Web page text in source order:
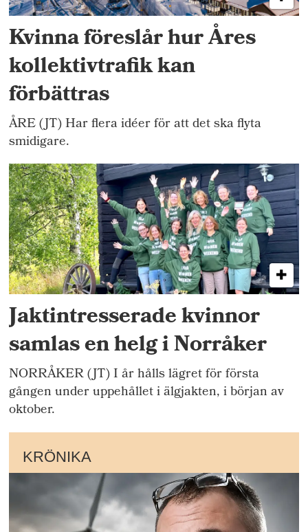
Kvinna föreslår hur Åres
kollektivtrafik kan
förbättras
ÅRE (JT) Har flera idéer för att det ska flyta
smidigare.
Jaktintresserade kvinnor
samlas en helg i Norråker
NORRÅKER (JT) I år hålls lägret för första
gången under uppehållet i älgjakten, i början av
oktober.
KRÖNIKA